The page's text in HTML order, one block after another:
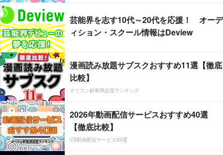
芸能界を志す10代～20代を応援！ オーデ
ィション・スクール情報はDeview
漫画読み放題サブスクおすすめ11選【徹底
比較】
オリコン顧客満足度ランキング
2026年動画配信サービスおすすめ40選
【徹底比較】
CS動画配信サービス20選